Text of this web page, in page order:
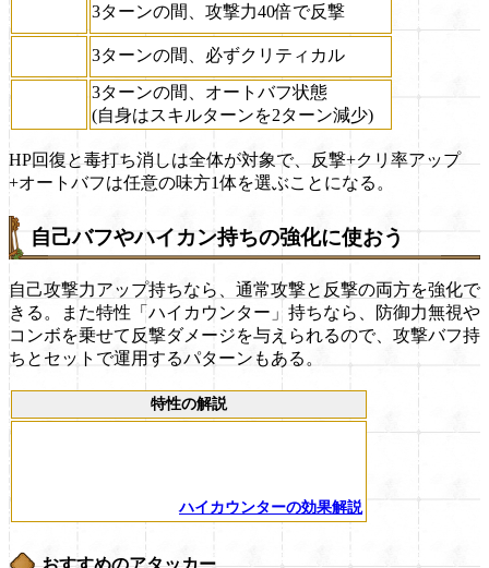
3ターンの間、攻撃力40倍で反撃
3ターンの間、必ずクリティカル
3ターンの間、オートバフ状態
(自身はスキルターンを2ターン減少)
HP回復と毒打ち消しは全体が対象で、反撃+クリ率アップ
+オートバフは任意の味方1体を選ぶことになる。
自己バフやハイカン持ちの強化に使おう
自己攻撃力アップ持ちなら、通常攻撃と反撃の両方を強化で
きる。また特性「ハイカウンター」持ちなら、防御力無視や
コンボを乗せて反撃ダメージを与えられるので、攻撃バフ持
ちとセットで運用するパターンもある。
特性の解説
ハイカウンターの効果解説
おすすめのアタッカー